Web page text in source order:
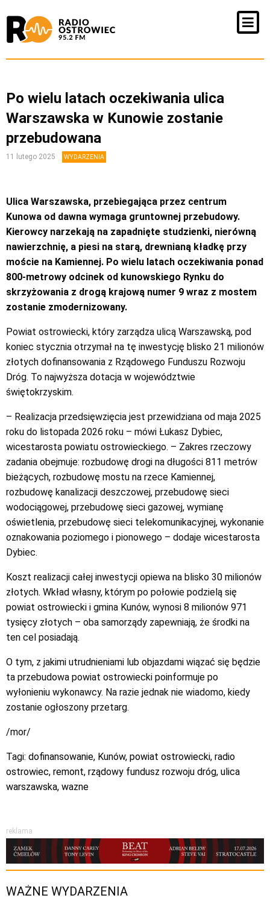
Po wielu latach oczekiwania ulica
Warszawska w Kunowie zostanie
przebudowana
11 lutego 2025 WYDARZENIA
Ulica Warszawska, przebiegająca przez centrum
Kunowa od dawna wymaga gruntownej przebudowy.
Kierowcy narzekają na zapadnięte studzienki, nierówną
nawierzchnię, a piesi na starą, drewnianą kładkę przy
moście na Kamiennej. Po wielu latach oczekiwania ponad
800-metrowy odcinek od kunowskiego Rynku do
skrzyżowania z drogą krajową numer 9 wraz z mostem
zostanie zmodernizowany.
Powiat ostrowiecki, który zarządza ulicą Warszawską, pod
koniec stycznia otrzymał na tę inwestycję blisko 21 milionów
złotych dofinansowania z Rządowego Funduszu Rozwoju
Dróg. To najwyższa dotacja w województwie
świętokrzyskim.
– Realizacja przedsięwzięcia jest przewidziana od maja 2025
roku do listopada 2026 roku – mówi Łukasz Dybiec,
wicestarosta powiatu ostrowieckiego. – Zakres rzeczowy
zadania obejmuje: rozbudowę drogi na długości 811 metrów
bieżących, rozbudowę mostu na rzece Kamiennej,
rozbudowę kanalizacji deszczowej, przebudowę sieci
wodociągowej, przebudowę sieci gazowej, wymianę
oświetlenia, przebudowę sieci telekomunikacyjnej, wykonanie
oznakowania poziomego i pionowego – dodaje wicestarosta
Dybiec.
Koszt realizacji całej inwestycji opiewa na blisko 30 milionów
złotych. Wkład własny, którym po połowie podzielą się
powiat ostrowiecki i gmina Kunów, wynosi 8 milionów 971
tysięcy złotych – oba samorządy zapewniają, że środki na
ten cel posiadają.
O tym, z jakimi utrudnieniami lub objazdami wiązać się będzie
ta przebudowa powiat ostrowiecki poinformuje po
wyłonieniu wykonawcy. Na razie jednak nie wiadomo, kiedy
zostanie ogłoszony przetarg.
/mor/
Tagi: dofinansowanie, Kunów, powiat ostrowiecki, radio
ostrowiec, remont, rządowy fundusz rozwoju dróg, ulica
warszawska, wazne
reklama
WAŻNE WYDARZENIA